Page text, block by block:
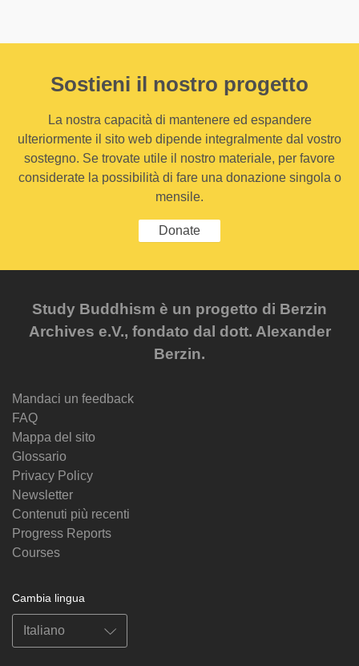
Sostieni il nostro progetto
La nostra capacità di mantenere ed espandere
ulteriormente il sito web dipende integralmente dal vostro
sostegno. Se trovate utile il nostro materiale, per favore
considerate la possibilità di fare una donazione singola o
mensile.
Donate
Study Buddhism è un progetto di Berzin
Archives e.V., fondato dal dott. Alexander
Berzin.
Mandaci un feedback
FAQ
Mappa del sito
Glossario
Privacy Policy
Newsletter
Contenuti più recenti
Progress Reports
Courses
Cambia lingua